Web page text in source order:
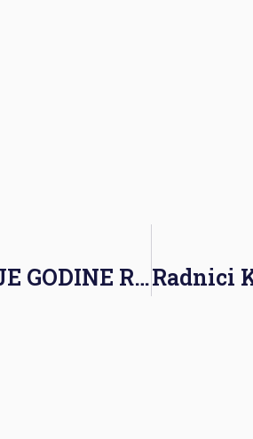
PAD NATALITETA U BiH: ZA DVIJE GODINE ROĐENO GOTOVO 10.000 DJECE MANJE